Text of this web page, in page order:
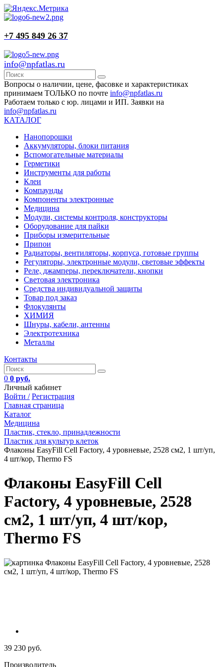
+7 495 849 26 37
info@npfatlas.ru
Вопросы о наличии, цене, фасовке и характеристиках
принимаем ТОЛЬКО по почте info@npfatlas.ru
Работаем только с юр. лицами и ИП. Заявки на
info@npfatlas.ru
КАТАЛОГ
Нанопорошки
Аккумуляторы, блоки питания
Вспомогательные материалы
Герметики
Инструменты для работы
Клеи
Компаунды
Компоненты электронные
Медицина
Модули, системы контроля, конструкторы
Оборудование для пайки
Приборы измерительные
Припои
Радиаторы, вентиляторы, корпуса, готовые группы
Регуляторы, электронные модули, световые эффекты
Реле, джамперы, переключатели, кнопки
Световая электроника
Средства индивидуальной защиты
Товар под заказ
Флокулянты
ХИМИЯ
Шнуры, кабели, антенны
Электротехника
Металлы
Контакты
0 0 руб.
Личный кабинет
Войти / Регистрация
Главная страница
Каталог
Медицина
Пластик, стекло, принадлежности
Пластик для культур клеток
Флаконы EasyFill Cell Factory, 4 уровневые, 2528 см2, 1 шт/уп,
4 шт/кор, Thermo FS
Флаконы EasyFill Cell
Factory, 4 уровневые, 2528
см2, 1 шт/уп, 4 шт/кор,
Thermo FS
39 230 руб.
Производитель